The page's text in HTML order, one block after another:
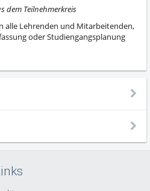
dem Teilnehmerkreis
alle Lehrenden und Mitarbeitenden,
oder Studiengangsplanung